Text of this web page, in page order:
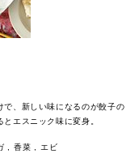
で、新しい味になるのが餃子の
エスニック味に変身。
香菜 エビ